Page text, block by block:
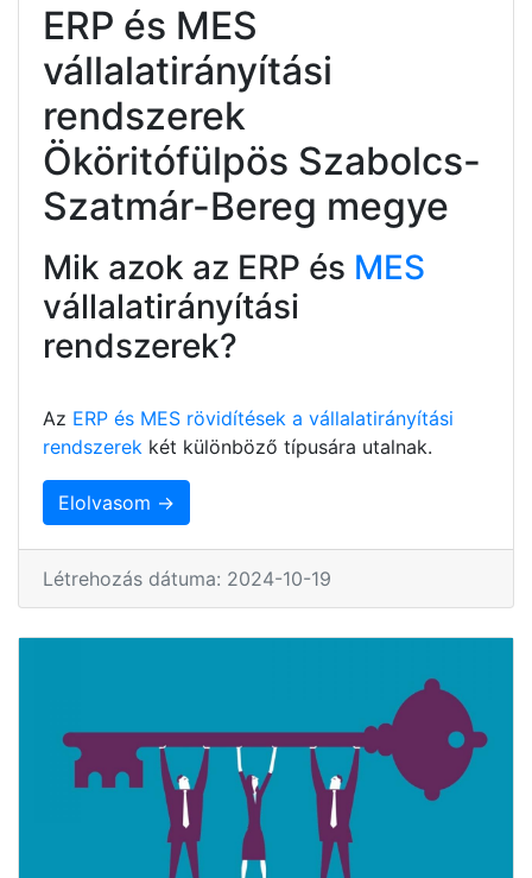
ERP és MES
vállalatirányítási
rendszerek
Ököritófülpös Szabolcs-
Szatmár-Bereg megye
Mik azok az ERP és MES
vállalatirányítási
rendszerek?
Az ERP és MES rövidítések a vállalatirányítási
rendszerek két különböző típusára utalnak.
Elolvasom →
Létrehozás dátuma: 2024-10-19